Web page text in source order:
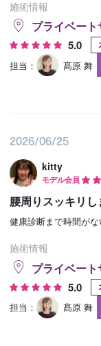
施術情報
プライベー
5.0
担当： 髙原 舞
2026/06/25
kitty
モデル会員
腰周りスッキリし
健康診断まで時間が
施術情報
プライベー
5.0
担当： 髙原 舞